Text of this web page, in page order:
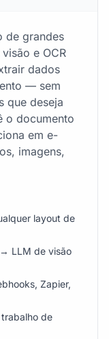
de grandes
e OCR
dados
— sem
que deseja
o documento
em e-
imagens,
layout de
LLM de visão
Zapier,
de